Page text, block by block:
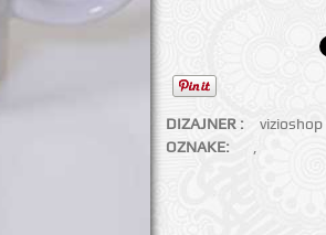
DIZAJNER :
vizioshop
OZNAKE:
,